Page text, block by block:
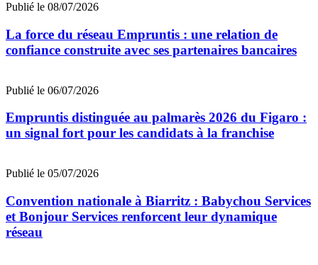
Publié le 08/07/2026
La force du réseau Empruntis : une relation de
confiance construite avec ses partenaires bancaires
Publié le 06/07/2026
Empruntis distinguée au palmarès 2026 du Figaro :
un signal fort pour les candidats à la franchise
Publié le 05/07/2026
Convention nationale à Biarritz : Babychou Services
et Bonjour Services renforcent leur dynamique
réseau